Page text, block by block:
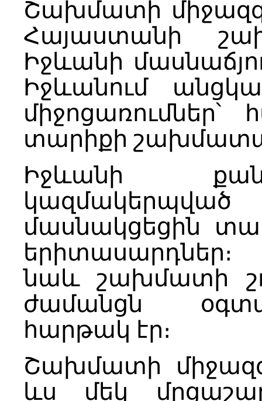
Շախմատի
Հայաստանի
Իջևանի
Իջևանում
տարիքի
Իջևանի
մասնակցեցին
նաև շախմատի
ժամանցն
հարթակ էր։
Շախմատի
ևս մեկ